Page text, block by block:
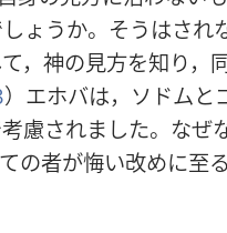
ょうか。そうはされ
，神の見方を知り，
）エホバは，ソドムと
慮されました。なぜ
の者が悔い改めに至